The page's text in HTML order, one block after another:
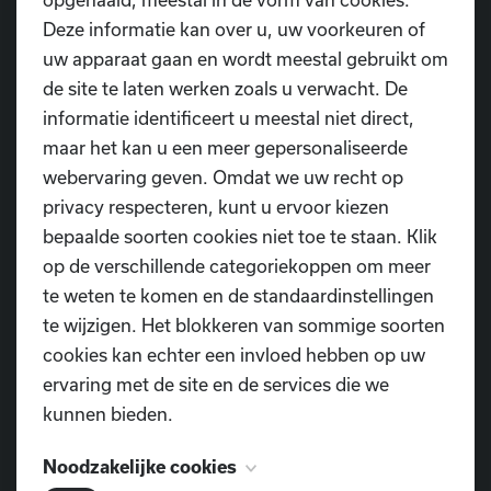
En dat allemaal in een omgeving waar ze zichzelf
mogen zijn en waar plezier op de eerste plaats komt.
Waarom kiezen voor onze dansschool?
Speelse én gestructureerde aanpak
We combineren fantasie en spel met een doordachte
opbouw. Zo beleven kinderen plezier én bouwen ze
vaardigheden op.
Meer les voor minder geld
Met 60 minuten les per week en een verlaagd tarief
krijg je bij ons waar voor je geld zonder in te boeten op
kwaliteit.
Ons team bestaat uit dansdocenten met een passie
Deze informatie kan over u, uw voorkeuren of
uw apparaat gaan en wordt meestal gebruikt om
de site te laten werken zoals u verwacht. De
informatie identificeert u meestal niet direct,
maar het kan u een meer gepersonaliseerde
webervaring geven. Omdat we uw recht op
privacy respecteren, kunt u ervoor kiezen
bepaalde soorten cookies niet toe te staan. Klik
op de verschillende categoriekoppen om meer
te weten te komen en de standaardinstellingen
te wijzigen. Het blokkeren van sommige soorten
cookies kan echter een invloed hebben op uw
ervaring met de site en de services die we
kunnen bieden.
Noodzakelijke cookies